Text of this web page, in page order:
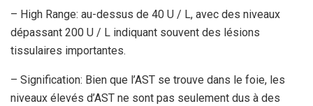
– High Range: au-dessus de 40 U / L, avec des niveaux
dépassant 200 U / L indiquant souvent des lésions
tissulaires importantes.
– Signification: Bien que l’AST se trouve dans le foie, les
niveaux élevés d’AST ne sont pas seulement dus à des